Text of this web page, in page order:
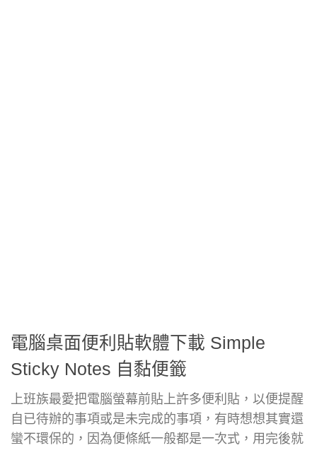
電腦桌面便利貼軟體下載 Simple
Sticky Notes 自黏便籤
上班族最愛把電腦螢幕前貼上許多便利貼，以便提醒
自已待辦的事項或是未完成的事項，有時想想其實還
蠻不環保的，因為便條紙一般都是一次式，用完後就